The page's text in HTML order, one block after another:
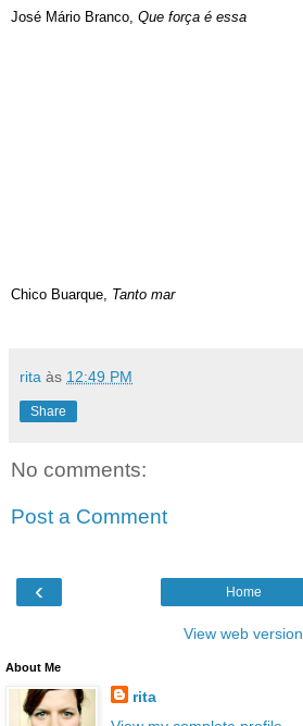
José Mário Branco, Que força é essa
Chico Buarque, Tanto mar
rita às 12:49 PM
Share
No comments:
Post a Comment
‹ Home
View web version
About Me
rita